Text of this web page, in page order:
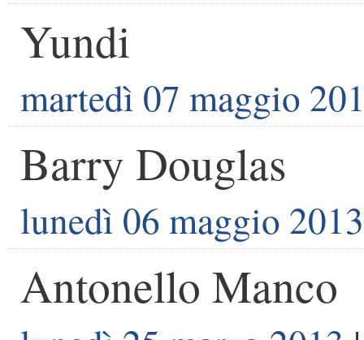
Yundi
martedì 07 maggio
Barry Douglas
lunedì 06 maggio 2013
Antonello Manco